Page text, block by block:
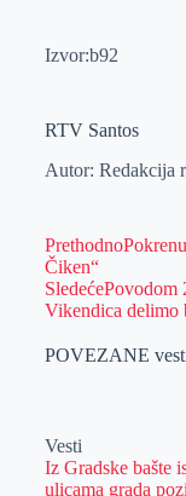
Izvor:b92
RTV Santos
Autor: Redakcija
Prethodno
Čiken“
SledećePovodom
Vikendica delimo
POVEZANE
Vesti
Iz Gradske bašte
ulicama grada